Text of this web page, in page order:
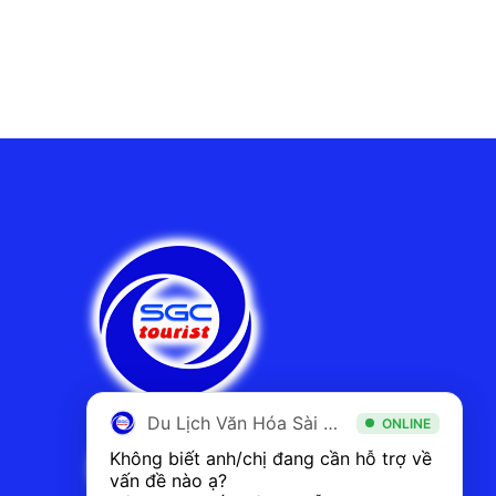
Du Lịch Văn Hóa Sài Gòn ONLINE
Không biết anh/chị đang cần hỗ trợ về
vấn đề nào ạ?